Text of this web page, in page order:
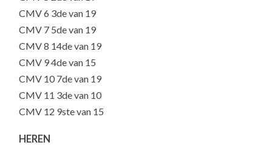
CMV 6 3de van 19
CMV 7 5de van 19
CMV 8 14de van 19
CMV 9 4de van 15
CMV 10 7de van 19
CMV 11 3de van 10
CMV 12 9ste van 15
HEREN